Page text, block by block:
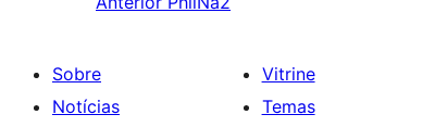
Sobre
Notícias
Vitrine
Temas